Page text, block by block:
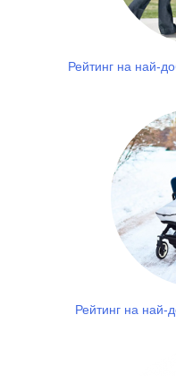
Рейтинг на най-
Рейтинг на най-